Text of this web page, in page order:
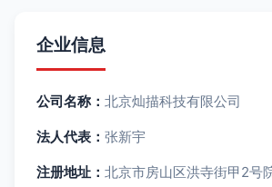
企业信息
公司名称： 北京灿描科技有限公司
法人代表： 张新宇
注册地址： 北京市房山区洪寺街甲2号